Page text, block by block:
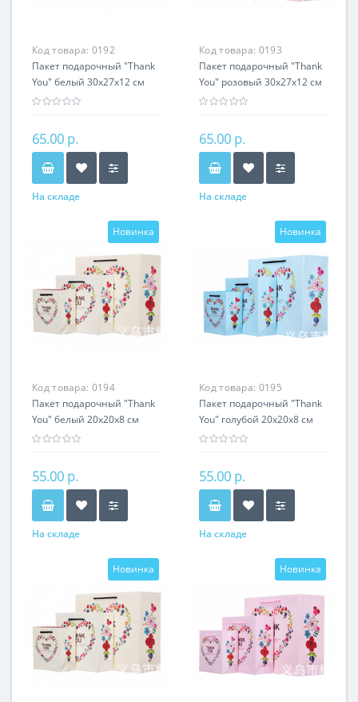
Код товара: 0192
Пакет подарочный "Thank
You" белый 30х27х12 см
65.00 р.
На складе
Код товара: 0193
Пакет подарочный "Thank
You" розовый 30х27х12 см
65.00 р.
На складе
Новинка
Код товара: 0194
Пакет подарочный "Thank
You" белый 20х20х8 см
55.00 р.
На складе
Новинка
Код товара: 0195
Пакет подарочный "Thank
You" голубой 20х20х8 см
55.00 р.
На складе
Новинка Новинка